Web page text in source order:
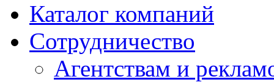
Каталог компаний
Сотрудничество
Агентствам и